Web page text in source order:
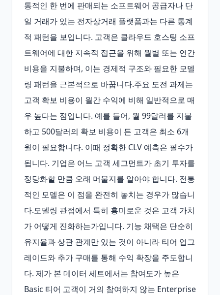
통적인 한 번에 판매되는 소프트웨어 공급자나 단
일 거래가 있는 전자상거래 플랫폼과는 다른 통계
적 패턴을 보입니다. 고객은 클라우드 호스팅 소프
트웨어에 대한 지속적 접근을 위해 월별 또는 연간
비용을 지불하며, 이는 경제적 구조와 필요한 모델
링 패턴을 근본적으로 바꿉니다.주요 도전 과제는
고객 확보 비용이 월간 수익에 비해 일반적으로 매
우 높다는 점입니다. 예를 들어, 월 99달러를 지불
하고 500달러의 확보 비용이 든 고객은 최소 6개
월이 필요합니다. 이때 정확한 CLV 예측은 필수가
됩니다. 기업은 어느 고객 세그먼트가 초기 투자를
정당화할 만큼 오래 머물지를 알아야 합니다. 전통
적인 모델은 이 점을 완전히 놓치는 경우가 많습니
다.모델링 관점에서 특히 흥미로운 것은 고객 가치
가 어떻게 진화하는가입니다. 기능 채택은 단순히
유지율과 상관 관계만 있는 것이 아니라 티어 업그
레이드와 추가 구매를 통해 수익 확장을 주도합니
다. 제가 본 데이터 세트에서는 참여도가 높은
Basic 티어 고객이 거의 참여하지 않는 Enterprise